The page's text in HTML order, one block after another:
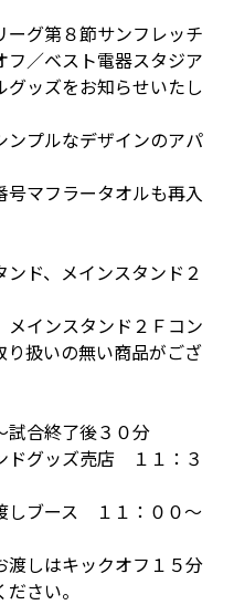
ーグ第８節サンフレッチ
フ／ベスト電器スタジア
ッズをお知らせいたし
プルなデザインのアパ
号マフラータオルも再入
ド、メインスタンド２
インスタンド２Ｆコン
り扱いの無い商品がござ
合終了後３０分
ドグッズ売店 １１：３
しブース １１：００～
しはキックオフ１５分
さい。